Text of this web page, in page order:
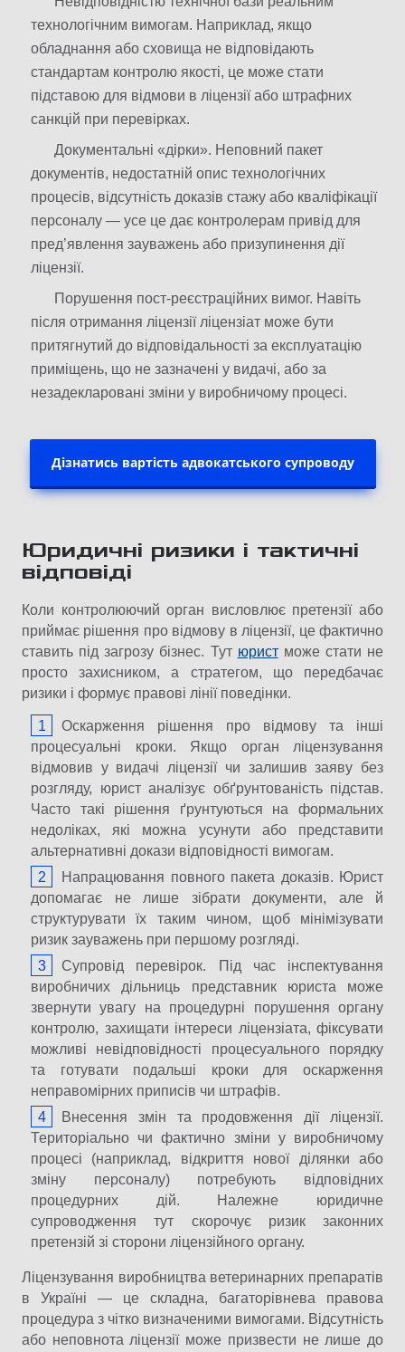
технологічним вимогам. Наприклад, якщо
обладнання або сховища не відповідають
стандартам контролю якості, це може стати
підставою для відмови в ліцензії або штрафних
санкцій при перевірках.
Документальні «дірки». Неповний пакет
документів, недостатній опис технологічних
процесів, відсутність доказів стажу або кваліфікації
персоналу — усе це дає контролерам привід для
пред’явлення зауважень або призупинення дії
ліцензії.
Порушення пост-реєстраційних вимог. Навіть
після отримання ліцензії ліцензіат може бути
притягнутий до відповідальності за експлуатацію
приміщень, що не зазначені у видачі, або за
незадекларовані зміни у виробничому процесі.
Дізнатись вартість адвокатського супроводу
Юридичні ризики і тактичні
відповіді
Коли контролюючий орган висловлює претензії або
приймає рішення про відмову в ліцензії, це фактично
ставить під загрозу бізнес. Тут юристможе стати не
просто захисником, а стратегом, що передбачає
ризики і формує правові лінії поведінки.
Оскарження рішення про відмову та інші
процесуальні кроки. Якщо орган ліцензування
відмовив у видачі ліцензії чи залишив заяву без
розгляду, юрист аналізує обґрунтованість підстав.
Часто такі рішення ґрунтуються на формальних
недоліках, які можна усунути або представити
альтернативні докази відповідності вимогам.
Напрацювання повного пакета доказів. Юрист
допомагає не лише зібрати документи, але й
структурувати їх таким чином, щоб мінімізувати
ризик зауважень при першому розгляді.
Супровід перевірок. Під час інспектування
виробничих дільниць представник юриста може
звернути увагу на процедурні порушення органу
контролю, захищати інтереси ліцензіата, фіксувати
можливі невідповідності процесуального порядку
та готувати подальші кроки для оскарження
неправомірних приписів чи штрафів.
Внесення змін та продовження дії ліцензії.
Територіально чи фактично зміни у виробничому
процесі (наприклад, відкриття нової ділянки або
зміну персоналу) потребують відповідних
процедурних дій. Належне юридичне
супроводження тут скорочує ризик законних
претензій зі сторони ліцензійного органу.
Ліцензування виробництва ветеринарних препаратів
в Україні — це складна, багаторівнева правова
процедура з чітко визначеними вимогами. Відсутність
або неповнота ліцензії може призвести не лише до